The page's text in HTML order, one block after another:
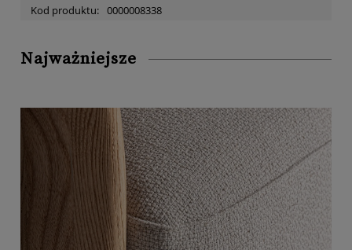
Kod produktu: 0000008338
Najważniejsze